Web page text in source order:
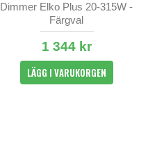
Dimmer Elko Plus 20-315W -
Färgval
1 344 kr
LÄGG I VARUKORGEN